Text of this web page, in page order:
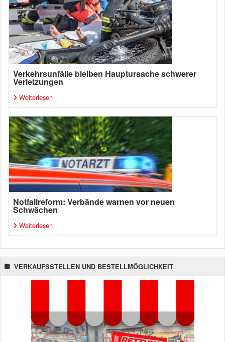
Verkehrsunfälle bleiben Hauptursache schwerer
Verletzungen
Weiterlesen
Notfallreform: Verbände warnen vor neuen
Schwächen
Weiterlesen
VERKAUFSSTELLEN UND BESTELLMÖGLICHKEIT